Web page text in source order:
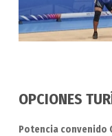
OPCIONES
Potencia convenido